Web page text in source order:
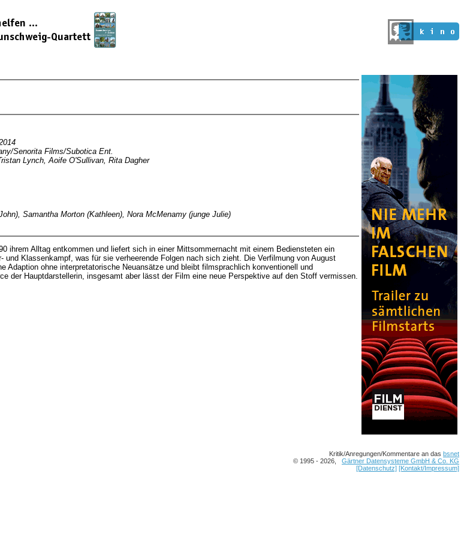
Senorita Films/Subotica Ent.
Lynch, Aoife O'Sullivan, Rita Dagher
Samantha Morton (Kathleen), Nora McMenamy (junge Julie)
ihrem Alltag entkommen und liefert sich in einer Mittsommernacht mit einem Bediensteten ein
Klassenkampf, was für sie verheerende Folgen nach sich zieht. Die Verfilmung von August
Adaption ohne interpretatorische Neuansätze und bleibt filmsprachlich konventionell und
der Hauptdarstellerin, insgesamt aber lässt der Film eine neue Perspektive auf den Stoff vermissen.
Kritik/Anregungen/Kommentare an das bsnet
© 1995 - 2026, Gärtner Datensysteme GmbH & Co. KG
[Datenschutz] [Kontakt/Impressum]